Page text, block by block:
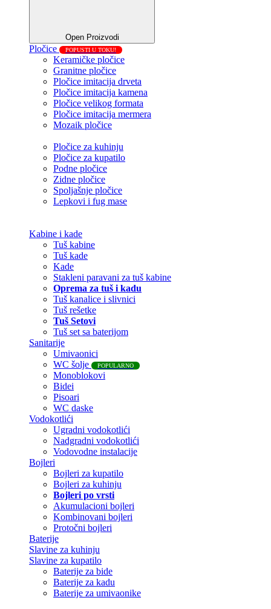
Open Proizvodi
Pločice POPUSTI U TOKU!
Keramičke pločice
Granitne pločice
Pločice imitacija drveta
Pločice imitacija kamena
Pločice velikog formata
Pločice imitacija mermera
Mozaik pločice
Pločice za kuhinju
Pločice za kupatilo
Podne pločice
Zidne pločice
Spoljašnje pločice
Lepkovi i fug mase
Kabine i kade
Tuš kabine
Tuš kade
Kade
Stakleni paravani za tuš kabine
Oprema za tuš i kadu
Tuš kanalice i slivnici
Tuš rešetke
Tuš Setovi
Tuš set sa baterijom
Sanitarije
Umivaonici
WC šolje
POPULARNO
Monoblokovi
Bidei
Pisoari
WC daske
Vodokotlići
Ugradni vodokotlići
Nadgradni vodokotlići
Vodovodne instalacije
Bojleri
Bojleri za kupatilo
Bojleri za kuhinju
Bojleri po vrsti
Akumulacioni bojleri
Kombinovani bojleri
Protočni bojleri
Baterije
Slavine za kuhinju
Slavine za kupatilo
Baterije za bide
Baterije za kadu
Baterije za umivaonike